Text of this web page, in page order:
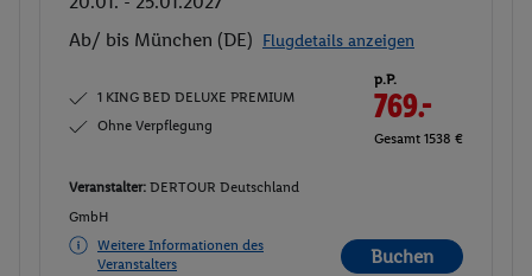
Ab/ bis München (DE) Flugdetails anzeigen
1 KING BED DELUXE PREMIUM
Ohne Verpflegung
p.P.
769.-
Gesamt 1538 €
Veranstalter: DERTOUR Deutschland
GmbH
Weitere Informationen des
Veranstalters
Buchen